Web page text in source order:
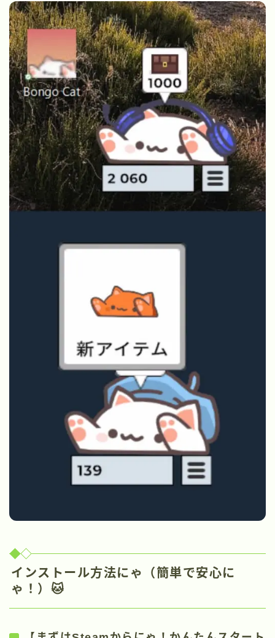
インストール方法にゃ（簡単で安心に
ゃ！）🐱